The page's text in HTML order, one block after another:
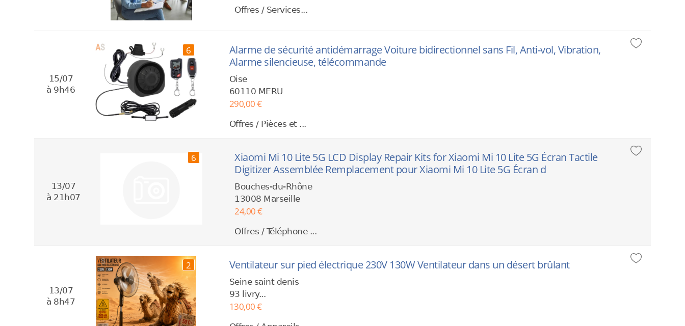
Offres / Services...
15/07
à 9h46
6
Alarme de sécurité antidémarrage Voiture bidirectionnel sans Fil, Anti-vol, Vibration,
Alarme silencieuse, télécommande
Oise
60110 MERU
290,00 €
Offres / Pièces et ...
13/07
à 21h07
6
Xiaomi Mi 10 Lite 5G LCD Display Repair Kits for Xiaomi Mi 10 Lite 5G Écran Tactile
Digitizer Assemblée Remplacement pour Xiaomi Mi 10 Lite 5G Écran d
Bouches-du-Rhône
13008 Marseille
24,00 €
Offres / Téléphone ...
13/07
à 8h47
2 Ventilateur sur pied électrique 230V 130W Ventilateur dans un désert brûlant
Seine saint denis
93 livry...
130,00 €